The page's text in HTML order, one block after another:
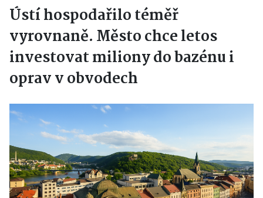
Ústí hospodařilo téměř
vyrovnaně. Město chce letos
investovat miliony do bazénu i
oprav v obvodech